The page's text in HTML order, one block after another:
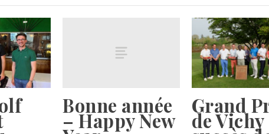
Bonne année
– Happy New
Grand
de Vichy